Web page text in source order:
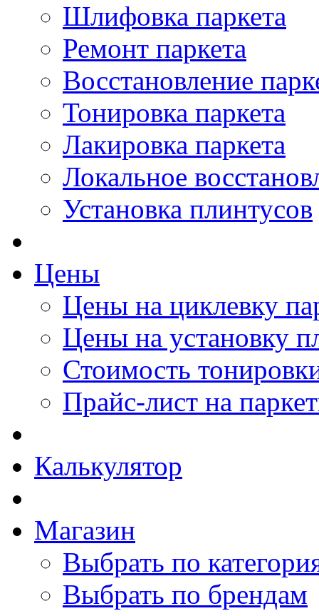
Шлифовка паркета
Ремонт паркета
Восстановление
Тонировка паркета
Лакировка паркета
Локальное
Установка плинтусов
Цены
Цены на циклевку
Цены на установку
Стоимость
Прайс-лист на
Калькулятор
Магазин
Выбрать по
Выбрать по брендам